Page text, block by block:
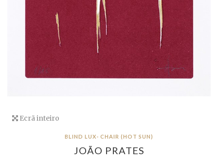
Ecrã inteiro
BLIND LUX- CHAIR (HOT SUN)
JOÃO PRATES